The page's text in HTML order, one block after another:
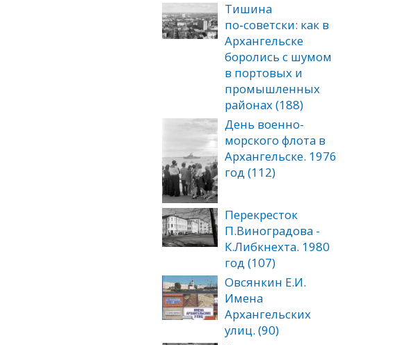
Тишина
по‑советски: как в
Архангельске
боролись с шумом
в портовых и
промышленных
районах (188)
День военно-
морского флота в
Архангельске. 1976
год (112)
Перекресток
П.Виноградова -
К.Либкнехта. 1980
год (107)
Овсянкин Е.И.
Имена
Архангельских
улиц. (90)